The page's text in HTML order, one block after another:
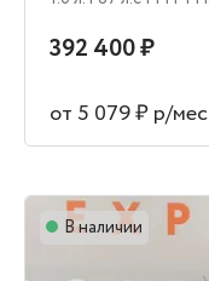
392 400 ₽
от 5 079 ₽ р/
В наличии